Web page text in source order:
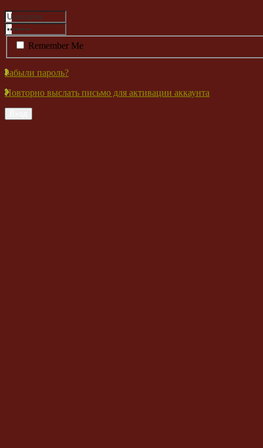
Remember Me
Забыли пароль?
Повторно выслать письмо для активации аккаунта